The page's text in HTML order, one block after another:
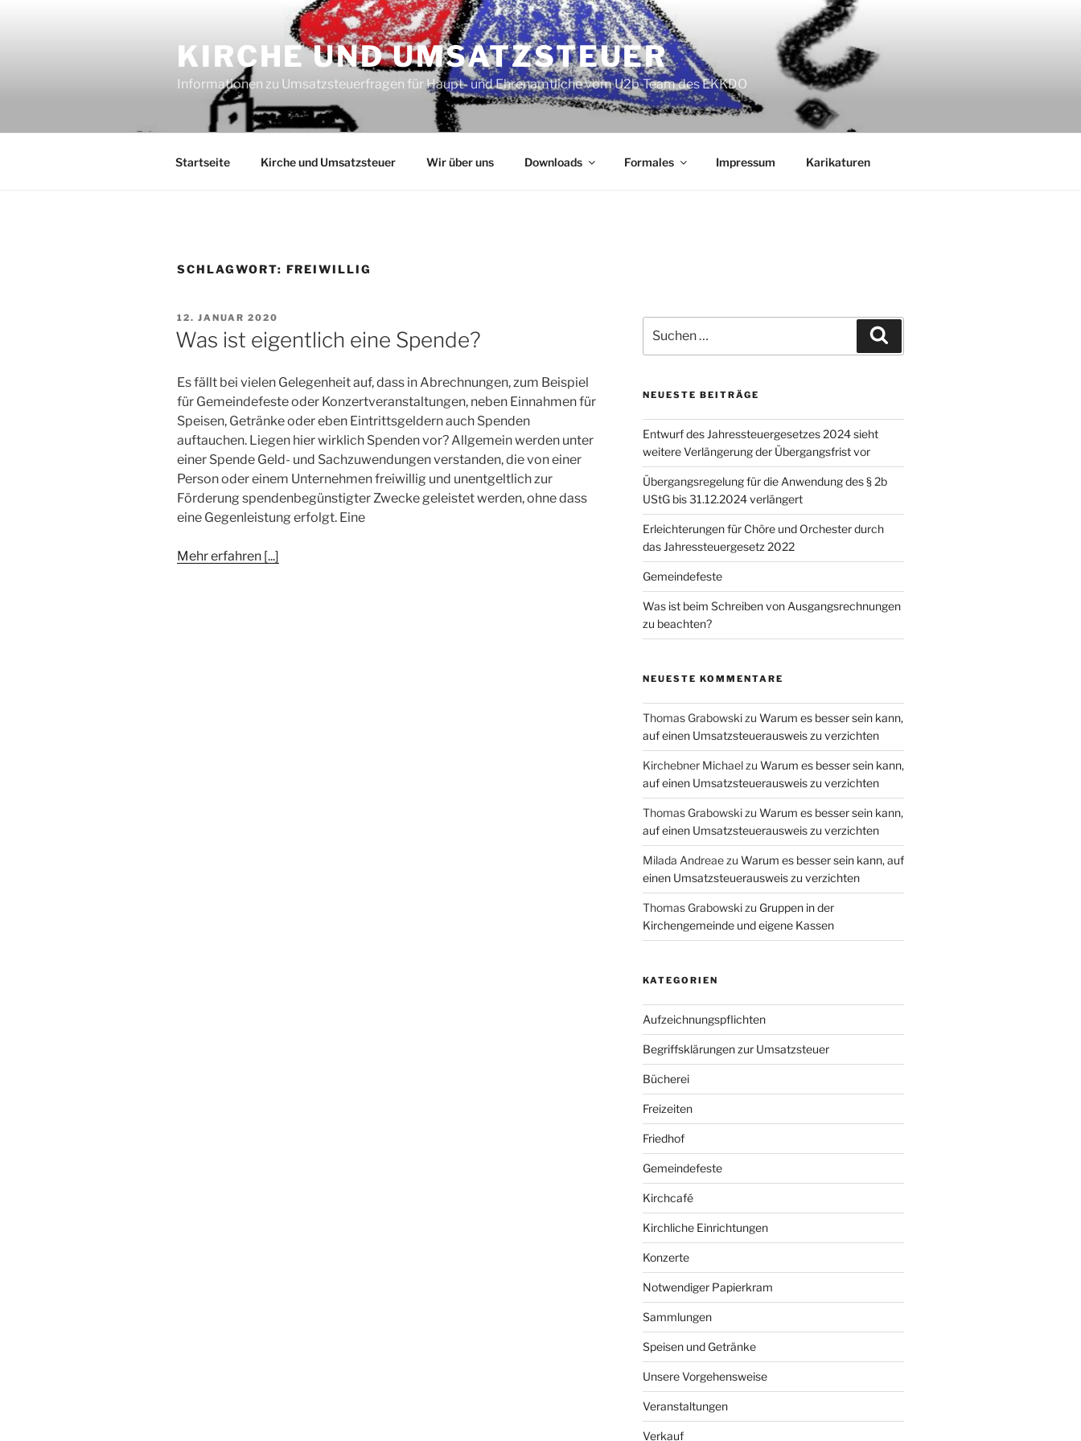
KIRCHE UND UMSATZSTEUER
Informationen zu Umsatzsteuerfragen für Haupt- und Ehrenamtliche vom U2b-Team des EKKDO
Startseite Kirche und Umsatzsteuer Wir über uns Downloads Formales Impressum Karikaturen
SCHLAGWORT: FREIWILLIG
VERÖFFENTLICHT
AM
12. JANUAR 2020
Was ist eigentlich eine Spende?
Es fällt bei vielen Gelegenheit auf, dass in Abrechnungen, zum Beispiel
für Gemeindefeste oder Konzertveranstaltungen, neben Einnahmen für
Speisen, Getränke oder eben Eintrittsgeldern auch Spenden
auftauchen. Liegen hier wirklich Spenden vor? Allgemein werden unter
einer Spende Geld- und Sachzuwendungen verstanden, die von einer
Person oder einem Unternehmen freiwillig und unentgeltlich zur
Förderung spendenbegünstigter Zwecke geleistet werden, ohne dass
eine Gegenleistung erfolgt. Eine
Mehr erfahren [...]
nach:
NEUESTE BEITRÄGE
Entwurf des Jahressteuergesetzes 2024 sieht
weitere Verlängerung der Übergangsfrist vor
Übergangsregelung für die Anwendung des § 2b
UStG bis 31.12.2024 verlängert
Erleichterungen für Chöre und Orchester durch
das Jahressteuergesetz 2022
Gemeindefeste
Was ist beim Schreiben von Ausgangsrechnungen
zu beachten?
NEUESTE KOMMENTARE
Thomas Grabowskizu Warum es besser sein kann,
auf einen Umsatzsteuerausweis zu verzichten
Kirchebner Michaelzu Warum es besser sein kann,
auf einen Umsatzsteuerausweis zu verzichten
Thomas Grabowskizu Warum es besser sein kann,
auf einen Umsatzsteuerausweis zu verzichten
Milada Andreaezu Warum es besser sein kann, auf
einen Umsatzsteuerausweis zu verzichten
Thomas Grabowskizu Gruppen in der
Kirchengemeinde und eigene Kassen
KATEGORIEN
Aufzeichnungspflichten
Begriffsklärungen zur Umsatzsteuer
Bücherei
Freizeiten
Friedhof
Gemeindefeste
Kirchcafé
Kirchliche Einrichtungen
Konzerte
Notwendiger Papierkram
Sammlungen
Speisen und Getränke
Unsere Vorgehensweise
Veranstaltungen
Verkauf